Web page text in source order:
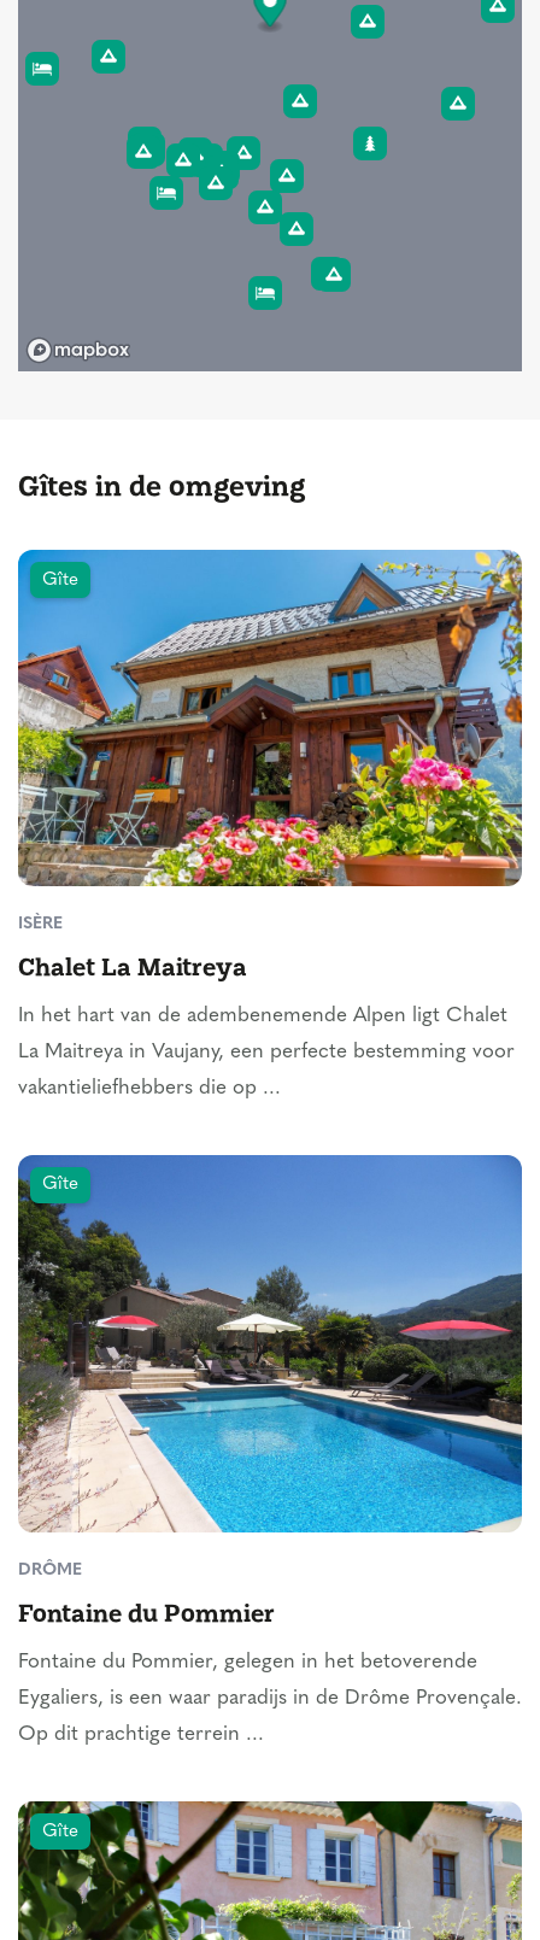
Gîtes in de omgeving
Gîte
ISÈRE
Chalet La Maitreya
In het hart van de adembenemende Alpen ligt Chalet
La Maitreya in Vaujany, een perfecte bestemming voor
vakantieliefhebbers die op ...
Gîte
DRÔME
Fontaine du Pommier
Fontaine du Pommier, gelegen in het betoverende
Eygaliers, is een waar paradijs in de Drôme Provençale.
Op dit prachtige terrein ...
Gîte